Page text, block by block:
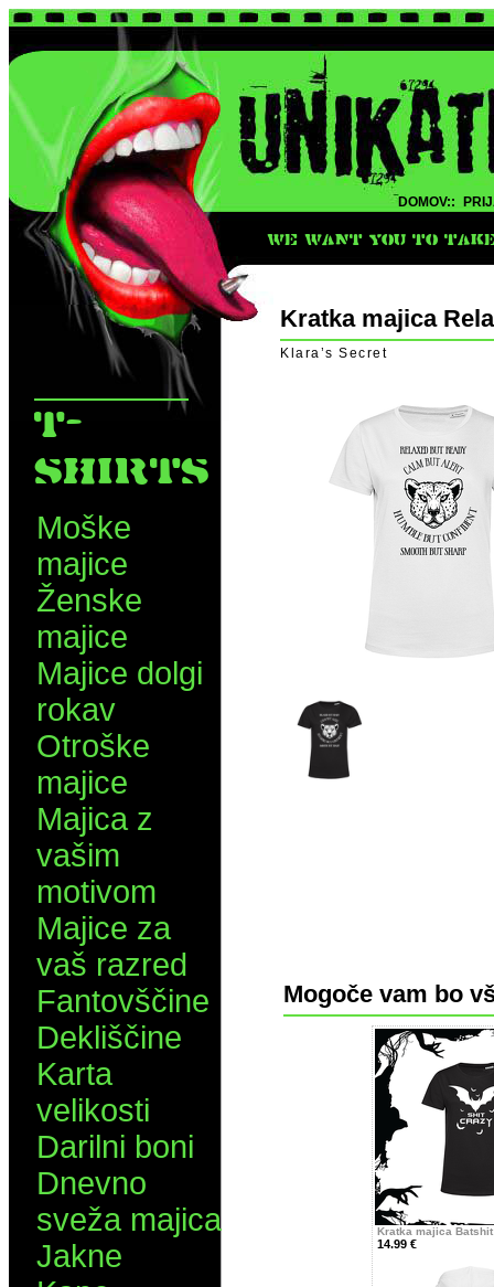
DOMOV::
WE WANT YOU TO
T-
SHIRTS
Moške
majice
Ženske
majice
Majice dolgi
rokav
Otroške
majice
Majica z
vašim
motivom
Majice za
vaš razred
Fantovščine
Dekliščine
Karta
velikosti
Darilni boni
Dnevno
sveža majica
Jakne
Kratka majica
Klara’s Secret
Mogoče vam bo
Kratka majica
14.99 €